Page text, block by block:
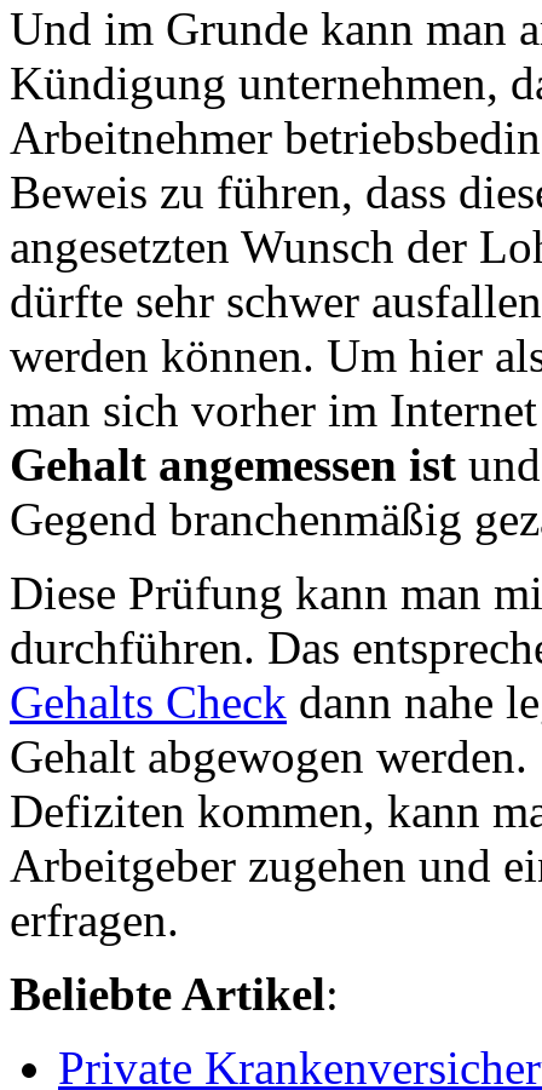
Und im Grunde kann man
Kündigung unternehmen,
Arbeitnehmer
Beweis zu führen, dass
angesetzten Wunsch der
dürfte sehr schwer
werden können. Um hier
man sich vorher im
Gehalt angemessen ist
Gegend branchenmäßig
Diese Prüfung kann man
durchführen. Das
Gehalts Check dann nahe
Gehalt abgewogen
Defiziten kommen, kann
Arbeitgeber zugehen und
erfragen.
Beliebte Artikel:
Private